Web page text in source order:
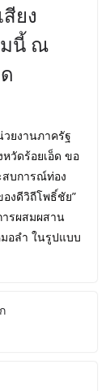
ยง
มนี้ ณ
วยงานภาครัฐ
วัดร้อยเอ็ด ขอ
บการณ์ท่อง
งดีวิถีโพธิ์ชัย”
รผสมผสาน
อลำ ในรูปแบบ